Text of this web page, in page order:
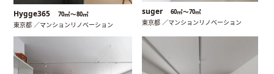
Hygge365 70㎡〜80㎡
東京都 ／マンションリノベーション
suger 60㎡〜70㎡
東京都 ／マンションリノベーション